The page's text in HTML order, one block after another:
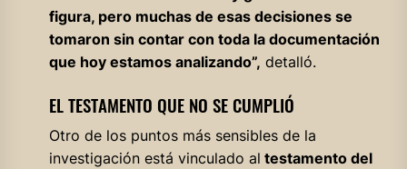
figura, pero muchas de esas decisiones se
tomaron sin contar con toda la documentación
que hoy estamos analizando”, detalló.
EL TESTAMENTO QUE NO SE CUMPLIÓ
Otro de los puntos más sensibles de la
investigación está vinculado al testamento del